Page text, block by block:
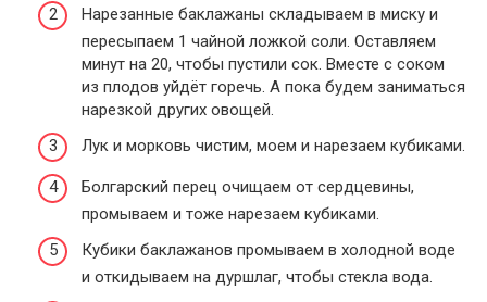
Нарезанные баклажаны складываем в миску и
пересыпаем 1 чайной ложкой соли. Оставляем
минут на 20, чтобы пустили сок. Вместе с соком
из плодов уйдёт горечь. А пока будем заниматься
нарезкой других овощей.
Лук и морковь чистим, моем и нарезаем кубиками.
Болгарский перец очищаем от сердцевины,
промываем и тоже нарезаем кубиками.
Кубики баклажанов промываем в холодной воде
и откидываем на дуршлаг, чтобы стекла вода.